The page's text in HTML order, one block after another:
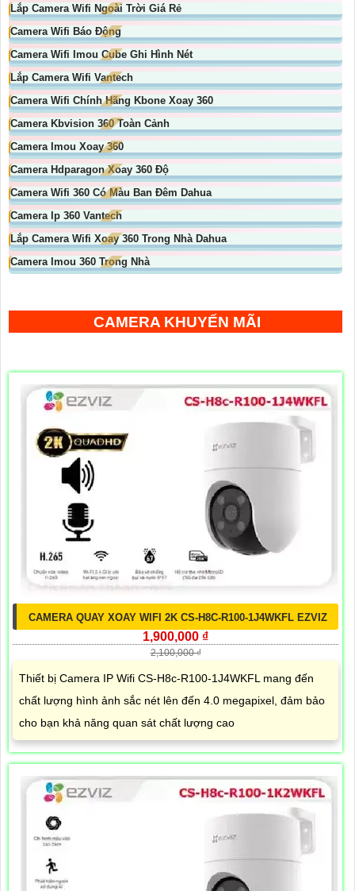
Lắp Camera Wifi Ngoài Trời Giá Rẻ
Camera Wifi Báo Động
Camera Wifi Imou Cube Ghi Hình Nét
Lắp Camera Wifi Vantech
Camera Wifi Chính Hãng Kbone Xoay 360
Camera Kbvision 360 Toàn Cảnh
Camera Imou Xoay 360
Camera Hdparagon Xoay 360 Độ
Camera Wifi 360 Có Màu Ban Đêm Dahua
Camera Ip 360 Vantech
Lắp Camera Wifi Xoay 360 Trong Nhà Dahua
Camera Imou 360 Trong Nhà
CAMERA KHUYẾN MÃI
CAMERA QUAY XOAY WIFI 2K CS-H8C-R100-1J4WKFL EZVIZ
1,900,000 ₫
2,100,000 ₫
Thiết bị Camera IP Wifi CS-H8c-R100-1J4WKFL mang đến
chất lượng hình ảnh sắc nét lên đến 4.0 megapixel, đảm bảo
cho bạn khả năng quan sát chất lượng cao